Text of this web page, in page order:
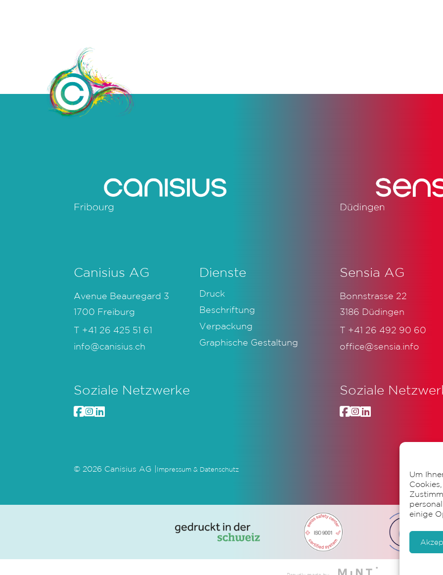
Um
einige
Canisius AG
Avenue Beauregard 3
1700 Freiburg
T +41 26 425 51 61
info@canisius.ch
Soziale Netzwerke
Dienste
Druck
Beschriftung
Verpackung
Graphische Gestaltung
Sensia AG
Bonnstrasse 22
3186 Düdingen
T +41 26 492 90 60
office@sensia.info
Soziale
© 2026 Canisius AG | Impressum & Datenschutz